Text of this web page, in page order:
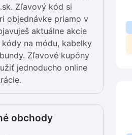
Zľavový kód si
objednávke priamo v
aktuálne akcie
na módu, kabelky
Zľavové kupóny
jednoducho online
obchody